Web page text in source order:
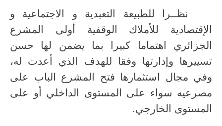
نظــرا للطبيعة التعبدية و الاجتماعية و
الإقتصادية للأملاك الوقفية أولى المشرع
الجزائري اهتماما كبيرا بما يضمن لها حسن
تسييرها وإدارتها وفقا للهدف الذي أعدت له،
وفي مجال استثمارها فتح المشرع الباب على
مصرعيه سواء على المستوى الداخلي أو على
المستوى الخارجي.